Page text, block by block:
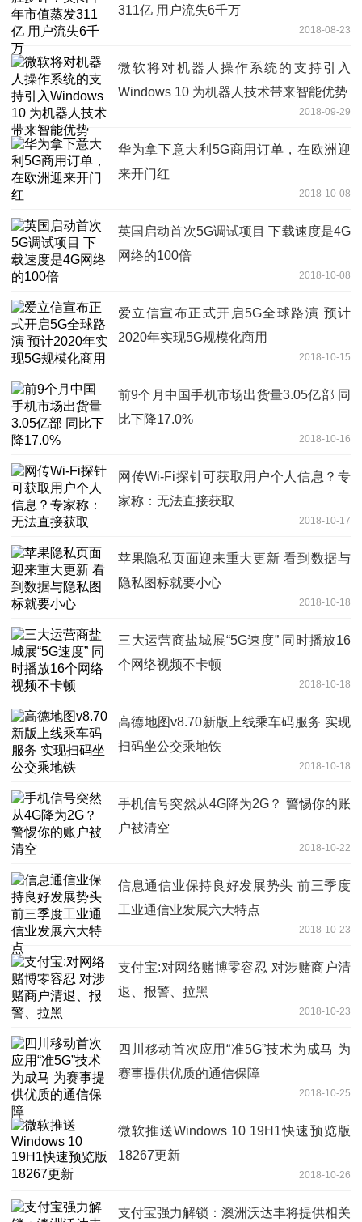
311亿 用户流失6千万
2018-08-23
微软将对机器人操作系统的支持引入
Windows 10 为机器人技术带来智能优势
2018-09-29
华为拿下意大利5G商用订单，在欧洲迎
来开门红
2018-10-08
英国启动首次5G调试项目 下载速度是4G
网络的100倍
2018-10-08
爱立信宣布正式开启5G全球路演 预计
2020年实现5G规模化商用
2018-10-15
前9个月中国手机市场出货量3.05亿部 同
比下降17.0%
2018-10-16
网传Wi-Fi探针可获取用户个人信息？专
家称：无法直接获取
2018-10-17
苹果隐私页面迎来重大更新 看到数据与
隐私图标就要小心
2018-10-18
三大运营商盐城展“5G速度” 同时播放16
个网络视频不卡顿
2018-10-18
高德地图v8.70新版上线乘车码服务 实现
扫码坐公交乘地铁
2018-10-18
手机信号突然从4G降为2G？ 警惕你的账
户被清空
2018-10-22
信息通信业保持良好发展势头 前三季度
工业通信业发展六大特点
2018-10-23
支付宝:对网络赌博零容忍 对涉赌商户清
退、报警、拉黑
2018-10-23
四川移动首次应用“准5G”技术为成马 为
赛事提供优质的通信保障
2018-10-25
微软推送Windows 10 19H1快速预览版
18267更新
2018-10-26
支付宝强力解锁：澳洲沃达丰将提供相关